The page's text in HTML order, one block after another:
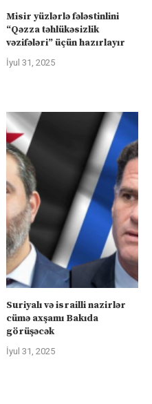
Misir yüzlərlə fələstinlini
“Qəzza təhlükəsizlik
vəzifələri” üçün hazırlayır
İyul 31, 2025
Suriyalı və israilli nazirlər
cümə axşamı Bakıda
görüşəcək
İyul 31, 2025